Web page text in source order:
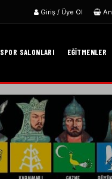
Giriş / Üye Ol
SPOR SALONLARI EĞITMENLER